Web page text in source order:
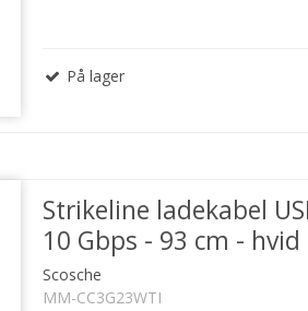
På lager
Strikeline ladekabel
10 Gbps - 93 cm - hvid
Scosche
MM-CC3G23WTI